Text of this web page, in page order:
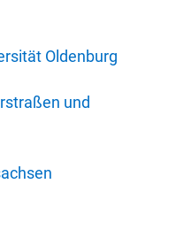
Oldenburg
und